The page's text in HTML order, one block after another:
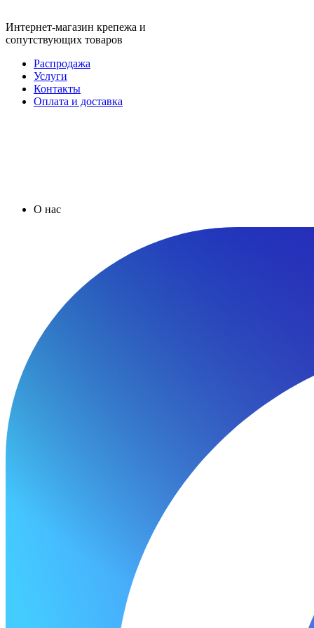
Интернет-магазин крепежа и
сопутствующих товаров
Распродажа
Услуги
Контакты
Оплата и доставка
О нас